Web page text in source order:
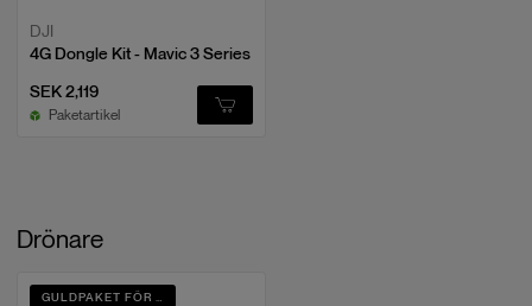
DJI
4G Dongle Kit - Mavic 3 Series
SEK 2,119
Paketartikel
Drönare
GULDPAKET FÖR RENSKÖTSEL